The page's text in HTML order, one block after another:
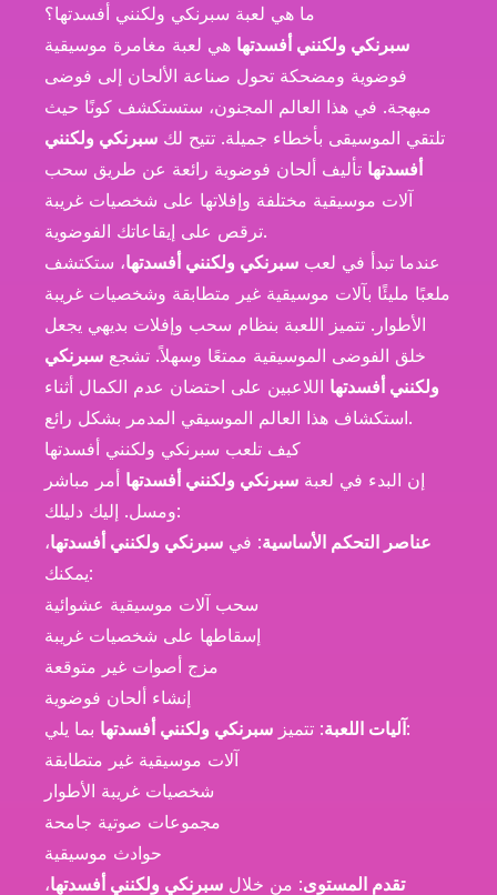
ما هي لعبة سبرنكي ولكنني أفسدتها؟
سبرنكي ولكنني أفسدتها هي لعبة مغامرة موسيقية
فوضوية ومضحكة تحول صناعة الألحان إلى فوضى
مبهجة. في هذا العالم المجنون، ستستكشف كونًا حيث
تلتقي الموسيقى بأخطاء جميلة. تتيح لك سبرنكي ولكنني
أفسدتها تأليف ألحان فوضوية رائعة عن طريق سحب
آلات موسيقية مختلفة وإفلاتها على شخصيات غريبة
ترقص على إيقاعاتك الفوضوية.
عندما تبدأ في لعب سبرنكي ولكنني أفسدتها، ستكتشف
ملعبًا مليئًا بآلات موسيقية غير متطابقة وشخصيات غريبة
الأطوار. تتميز اللعبة بنظام سحب وإفلات بديهي يجعل
خلق الفوضى الموسيقية ممتعًا وسهلاً. تشجع سبرنكي
ولكنني أفسدتها اللاعبين على احتضان عدم الكمال أثناء
استكشاف هذا العالم الموسيقي المدمر بشكل رائع.
كيف تلعب سبرنكي ولكنني أفسدتها
إن البدء في لعبة سبرنكي ولكنني أفسدتها أمر مباشر
ومسل. إليك دليلك:
عناصر التحكم الأساسية: في سبرنكي ولكنني أفسدتها،
يمكنك:
سحب آلات موسيقية عشوائية
إسقاطها على شخصيات غريبة
مزج أصوات غير متوقعة
إنشاء ألحان فوضوية
آليات اللعبة: تتميز سبرنكي ولكنني أفسدتها
بما يلي:
آلات موسيقية غير متطابقة
شخصيات غريبة الأطوار
مجموعات صوتية جامحة
حوادث موسيقية
تقدم المستوى: من خلال سبرنكي ولكنني أفسدتها،